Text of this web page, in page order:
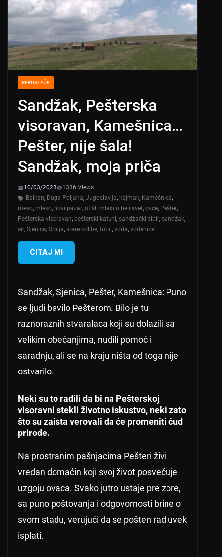
REPORTAŽE
Sandžak, Pešterska
visoravan, Kamešnica…
Pešter, nije šala!
Sandžak, moja priča
10/03/2023
1336 Views
Balkan, Duga Poljana, Jugoslavija, kajmak, Kamešnica,
meso, mleko, novi pazar, otišli mladi u beli svet, ovce, Pešter,
Pešterska visoravan, pešterski katuni, sandžački sibir, sandžak,
sir, Sjenica, Srbija, stare kolibe, tutin, voda, vodenice
ČITAJ MI
Sandžak, Sjenica, Pešter, Kamešnica: Puno
se ljudi bavilo Pešterom. Bilo je tu
raznoraznih stvaralaca koji su dolazili sa
velikim obećanjima, nudili pomoć i
saradnju, ali se na kraju ništa od toga nije
ostvarilo.
Neki su to radili da bi na Pešterskoj
visoravni stekli životno iskustvo, neki zato
što su zaista verovali da će promeniti ćud
prirode.
Na prostranim pašnjacima Pešteri živi
vredan domaćin koji svoj život posvećuje
uzgoju ovaca. Svako jutro ustaje pre zore,
sa puno poštovanja i odgovornosti brine o
svom stadu, verujući da se pošten rad uvek
isplati.